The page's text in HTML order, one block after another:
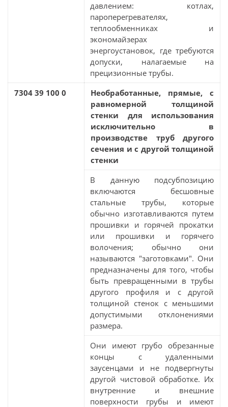
давлением: котлах,
пароперегревателях,
теплообменниках и
экономайзерах
энергоустановок, где требуются
допуски, налагаемые на
прецизионные трубы.
7304 39 100 0
Необработанные, прямые, с
равномерной толщиной
стенки для использования
исключительно в
производстве труб другого
сечения и с другой толщиной
стенки
В данную подсубпозицию
включаются бесшовные
стальные трубы, которые
обычно изготавливаются путем
прошивки и горячей прокатки
или прошивки и горячего
волочения; обычно они
называются "заготовками". Они
предназначены для того, чтобы
быть превращенными в трубы
другого профиля и с другой
толщиной стенок с меньшими
допустимыми отклонениями
размера.
Они имеют грубо обрезанные
концы с удаленными
заусенцами и не подвергнуты
другой чистовой обработке. Их
внутренние и внешние
поверхности грубы и имеют